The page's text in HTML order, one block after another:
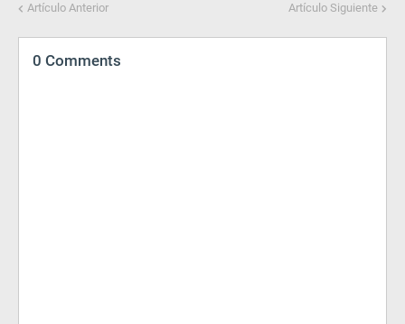
Artículo Anterior Artículo Siguiente
0 Comments